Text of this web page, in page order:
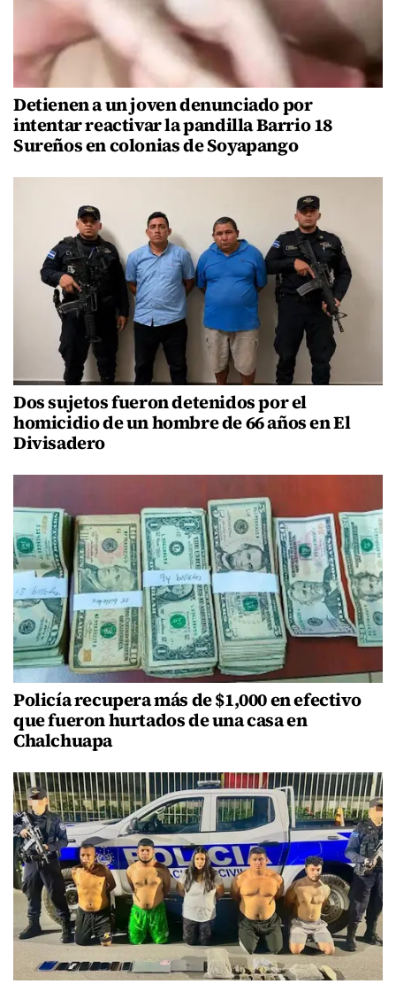
Detienen a un joven denunciado por
intentar reactivar la pandilla Barrio 18
Sureños en colonias de Soyapango
Dos sujetos fueron detenidos por el
homicidio de un hombre de 66 años en El
Divisadero
Policía recupera más de $1,000 en efectivo
que fueron hurtados de una casa en
Chalchuapa